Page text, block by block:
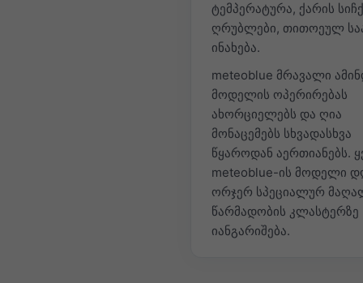
ტემპერატურა, ქარის
ღრუბლები, თითოეულ
ინახება.
meteoblue მრავალი
მოდელის ოპერირებას
ახორციელებს და ღია
მონაცემებს სხვადასხვა
წყაროდან აერთიანებს.
meteoblue-ის მოდელი
ორჯერ სპეციალურ
წარმადობის კლასტერზე
იანგარიშება.